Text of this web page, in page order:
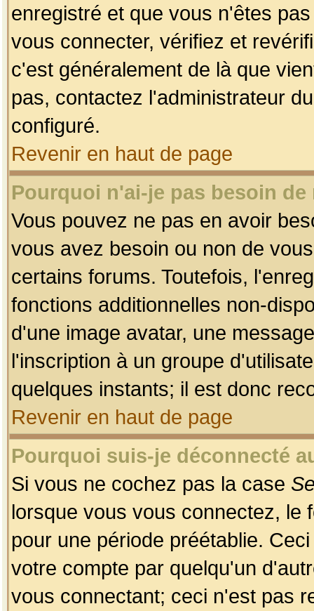
enregistré et que vous n'êtes
vous connecter, vérifiez et
c'est généralement de là que
pas, contactez l'administrateur
configuré.
Revenir en haut de page
Pourquoi n'ai-je pas besoin
Vous pouvez ne pas en avoir
vous avez besoin ou non de
certains forums. Toutefois,
fonctions additionnelles non-
d'une image avatar, une
l'inscription à un groupe
quelques instants; il est donc
Revenir en haut de page
Pourquoi suis-je déconnecté
Si vous ne cochez pas la case
lorsque vous vous connectez, le
pour une période préétablie.
votre compte par quelqu'un
vous connectant; ceci n'est pas